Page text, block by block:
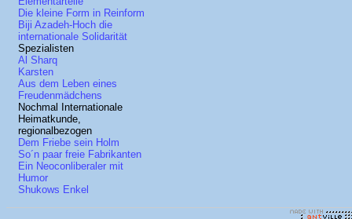
Die kleine Form in Reinform
Biji Azadeh-Hoch die
internationale Solidarität
Spezialisten
Al Sharq
Karsten
Aus dem Leben eines
Freudenmädchens
Nochmal Internationale
Heimatkunde,
regionalbezogen
Dem Friebe sein Holm
So´n paar freie Fabrikanten
Ein Neoconliberaler mit
Humor
Shukows Enkel